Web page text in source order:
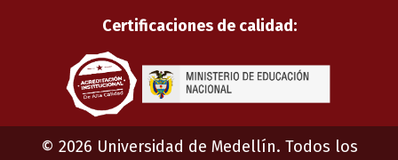
Certificaciones de calidad:
© 2026 Universidad de Medellín. Todos los